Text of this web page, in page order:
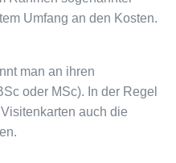
Umfang an den Kosten.
man an ihren
oder MSc). In der Regel
auch die